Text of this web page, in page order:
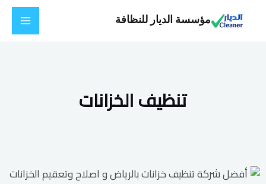
مؤسسة الديار للنظافة
Main
تنظيف الخزانات